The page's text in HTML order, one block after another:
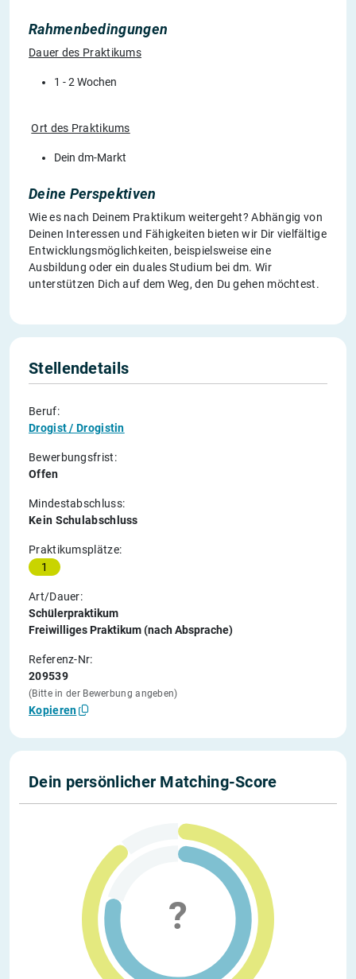
Rahmenbedingungen
Dauer des Praktikums
1 - 2 Wochen
Ort des Praktikums
Dein dm-Markt
Deine Perspektiven
Wie es nach Deinem Praktikum weitergeht? Abhängig von
Deinen Interessen und Fähigkeiten bieten wir Dir vielfältige
Entwicklungsmöglichkeiten, beispielsweise eine
Ausbildung oder ein duales Studium bei dm. Wir
unterstützen Dich auf dem Weg, den Du gehen möchtest.
Stellendetails
Beruf:
Drogist / Drogistin
Bewerbungsfrist:
Offen
Mindestabschluss:
Kein Schulabschluss
Praktikumsplätze:
1
Art/Dauer:
Schülerpraktikum
Freiwilliges Praktikum (nach Absprache)
Referenz-Nr:
209539
(Bitte in der Bewerbung angeben)
Kopieren
Dein persönlicher Matching-Score